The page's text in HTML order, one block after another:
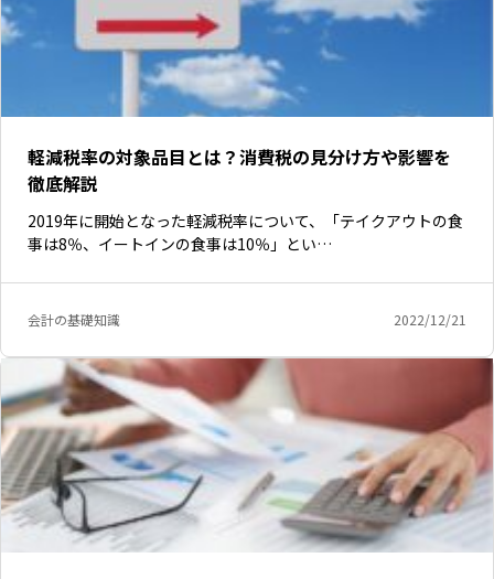
軽減税率の対象品目とは？消費税の見分け方や影響を
徹底解説
2019年に開始となった軽減税率について、「テイクアウトの食
事は8％、イートインの食事は10％」とい…
会計の基礎知識 2022/12/21